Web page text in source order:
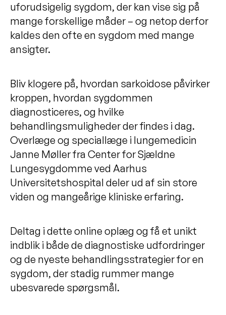
uforudsigelig sygdom, der kan vise sig på
mange forskellige måder – og netop derfor
kaldes den ofte en sygdom med mange
ansigter.
Bliv klogere på, hvordan sarkoidose påvirker
kroppen, hvordan sygdommen
diagnosticeres, og hvilke
behandlingsmuligheder der findes i dag.
Overlæge og speciallæge i lungemedicin
Janne Møller fra Center for Sjældne
Lungesygdomme ved Aarhus
Universitetshospital deler ud af sin store
viden og mangeårige kliniske erfaring.
Deltag i dette online oplæg og få et unikt
indblik i både de diagnostiske udfordringer
og de nyeste behandlingsstrategier for en
sygdom, der stadig rummer mange
ubesvarede spørgsmål.